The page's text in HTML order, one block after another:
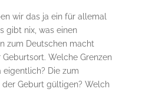
wir das ja ein für allemal
gibt nix, was einen
zum Deutschen macht
Geburtsort. Welche Grenzen
eigentlich? Die zum
Geburt gültigen? Welch